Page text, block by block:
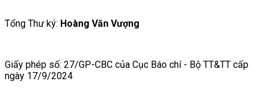
Tổng Thư ký: Hoàng Văn Vượng
Giấy phép số: 27/GP-CBC của Cục Báo chí - Bộ TT&TT cấp
ngày 17/9/2024